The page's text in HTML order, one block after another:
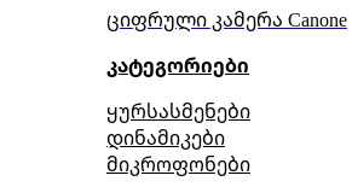
ციფრული კამერა Сanone
კატეგორიები
ყურსასმენები
დინამიკები
მიკროფონები